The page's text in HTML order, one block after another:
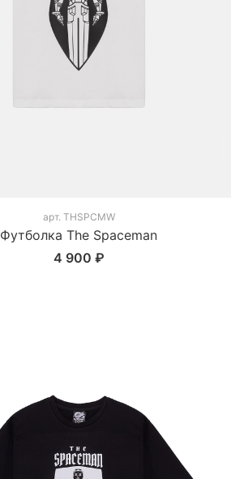
арт. THSPCMW
Футболка The Spaceman
4 900 ₽